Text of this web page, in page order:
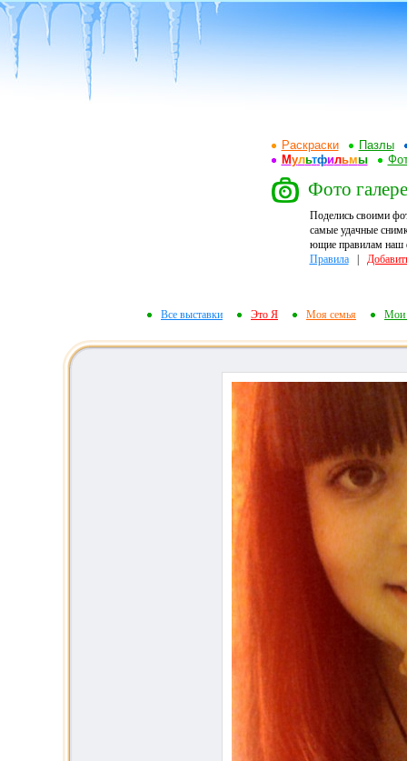
Раскраски
Пазлы
Мультфильмы
Фото
Поделись своими
самые удачные
ющие правилам наш
Правила|
Все выставки Это Я Моя семья Мои